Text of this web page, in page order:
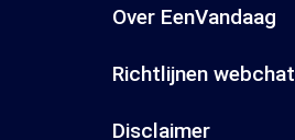
Over EenVandaag
Richtlijnen webchat
Disclaimer